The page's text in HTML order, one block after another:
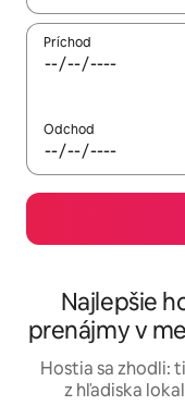
Príchod
Odchod
Najlepšie
prenájmy v
Hostia sa zhodli:
z hľadiska